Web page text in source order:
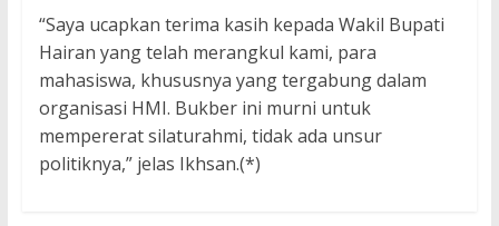
“Saya ucapkan terima kasih kepada Wakil Bupati
Hairan yang telah merangkul kami, para
mahasiswa, khususnya yang tergabung dalam
organisasi HMI. Bukber ini murni untuk
mempererat silaturahmi, tidak ada unsur
politiknya,” jelas Ikhsan.(*)